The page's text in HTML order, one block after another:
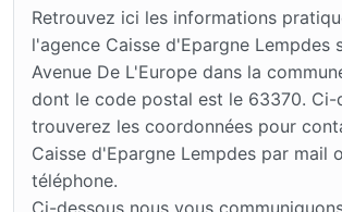
Retrouvez ici les informations
l'agence Caisse d'Epargne Lempdes
Avenue De L'Europe dans la
dont le code postal est le 63370. Ci-
trouverez les coordonnées pour
Caisse d'Epargne Lempdes par mail
téléphone.
Ci-dessous nous vous